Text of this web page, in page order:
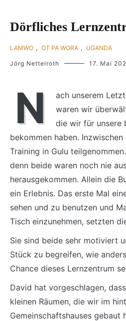
Dörfliches
LAMWO , OT PA WORA , UGANDA
Jörg Nettelroth 17. Mai
N
ach unserem
waren wir
die wir für unsere
bekommen haben.
Training in Gulu
denn beide waren noch nie
herausgekommen. Allein die
ein Erlebnis. Das erste Mal
sehen und zu benutzen und
Tisch einzunehmen, setzten
Sie sind beide sehr motiviert
Stück zu begreifen, wie
Chance dieses Lernzentrum
David hat vorgeschlagen,
kleinen Räumen, die wir im
Gemeinschaftshauses gebaut